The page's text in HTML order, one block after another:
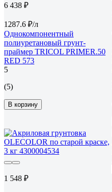
6 438 ₽
1287.6 ₽/л
Однокомпонентный
полиуретановый грунт-
праймер TRICOL PRIMER.50
RED 573
5
(5)
В корзину
1 548 ₽